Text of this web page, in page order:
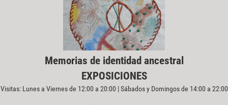
Memorias de identidad ancestral
EXPOSICIONES
Visitas: Lunes a Viernes de 12:00 a 20:00 | Sábados y Domingos de 14:00 a 22:00